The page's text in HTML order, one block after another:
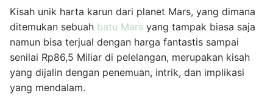
Kisah unik harta karun dari planet Mars, yang dimana
ditemukan sebuah batu Mars yang tampak biasa saja
namun bisa terjual dengan harga fantastis sampai
senilai Rp86,5 Miliar di pelelangan, merupakan kisah
yang dijalin dengan penemuan, intrik, dan implikasi
yang mendalam.